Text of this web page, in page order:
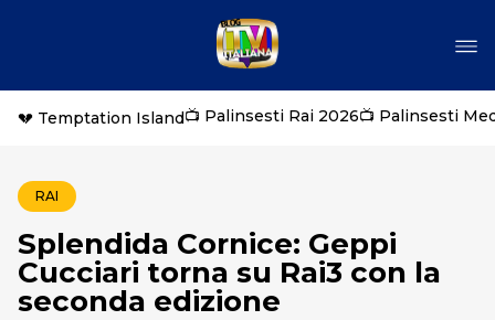
💔 Temptation Island📺 Palinsesti Rai 2026📺 Palinsesti
RAI
Splendida Cornice: Geppi
Cucciari torna su Rai3 con la
seconda edizione